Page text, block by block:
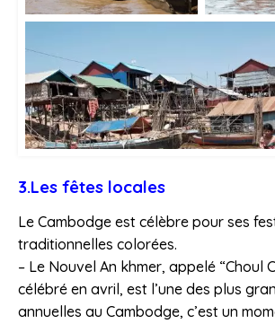
3.Les fêtes locales
Le Cambodge est célèbre pour ses
traditionnelles colorées.
– Le Nouvel An khmer, appelé “Choul
célébré en avril, est l’une des plus
annuelles au Cambodge, c’est un